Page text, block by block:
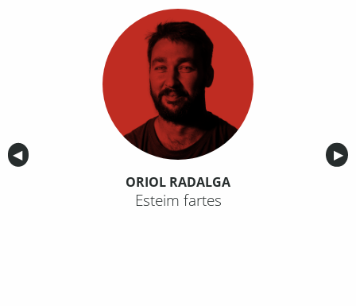
Anterior
◀︎ ▶︎
ORIOL RADALGA
Esteim fartes